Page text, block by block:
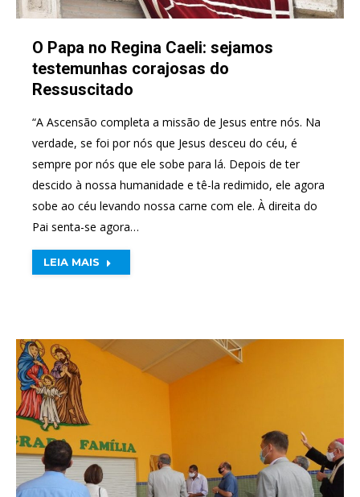
O Papa no Regina Caeli: sejamos
testemunhas corajosas do
Ressuscitado
“A Ascensão completa a missão de Jesus entre nós. Na
verdade, se foi por nós que Jesus desceu do céu, é
sempre por nós que ele sobe para lá. Depois de ter
descido à nossa humanidade e tê-la redimido, ele agora
sobe ao céu levando nossa carne com ele. À direita do
Pai senta-se agora…
LEIA MAIS